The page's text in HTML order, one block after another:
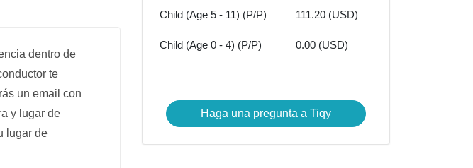
dentro de
te
un email con
y lugar de
lugar de
Child (Age 5 - 11) (P/P) 111.20 (USD)
Child (Age 0 - 4) (P/P) 0.00 (USD)
Haga una pregunta a Tiqy